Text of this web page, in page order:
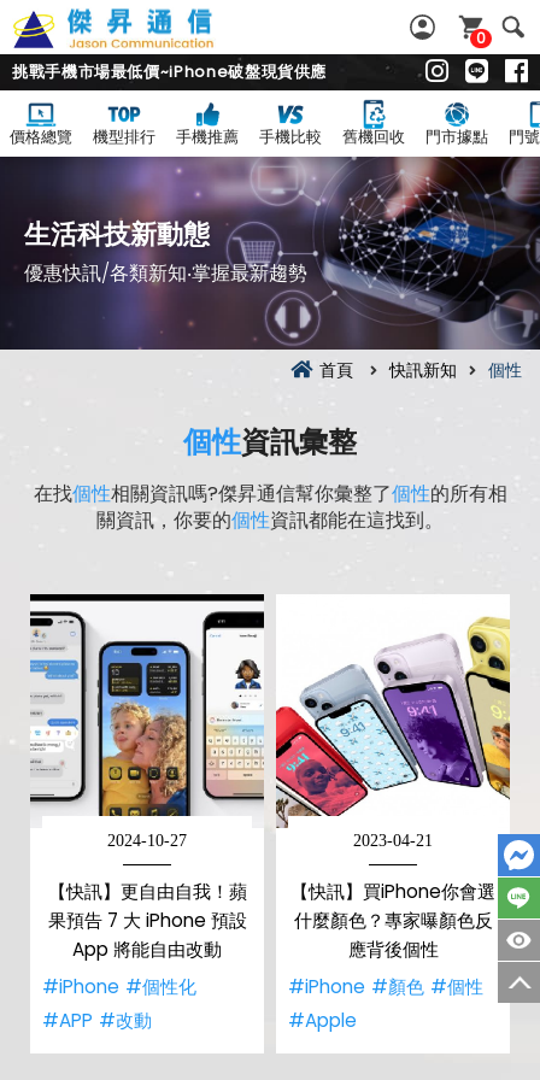
0
挑戰手機市場最低價~iPhone破盤現貨供應
價格總覽 機型排行 手機推薦 手機比較 舊機回收 門市據點 門
生活科技新動態
優惠快訊/各類新知‧掌握最新趨勢
首頁 快訊新知 個性
個性資訊彙整
在找個性相關資訊嗎?傑昇通信幫你彙整了個性的所有相
關資訊，你要的個性資訊都能在這找到。
2024-10-27
【快訊】更自由自我！蘋
果預告 7 大 iPhone 預設
App 將能自由改動
#iPhone #個性化
#APP #改動
2023-04-21
【快訊】買iPhone你會選
什麼顏色？專家曝顏色反
應背後個性
#iPhone #顏色 #個性
#Apple